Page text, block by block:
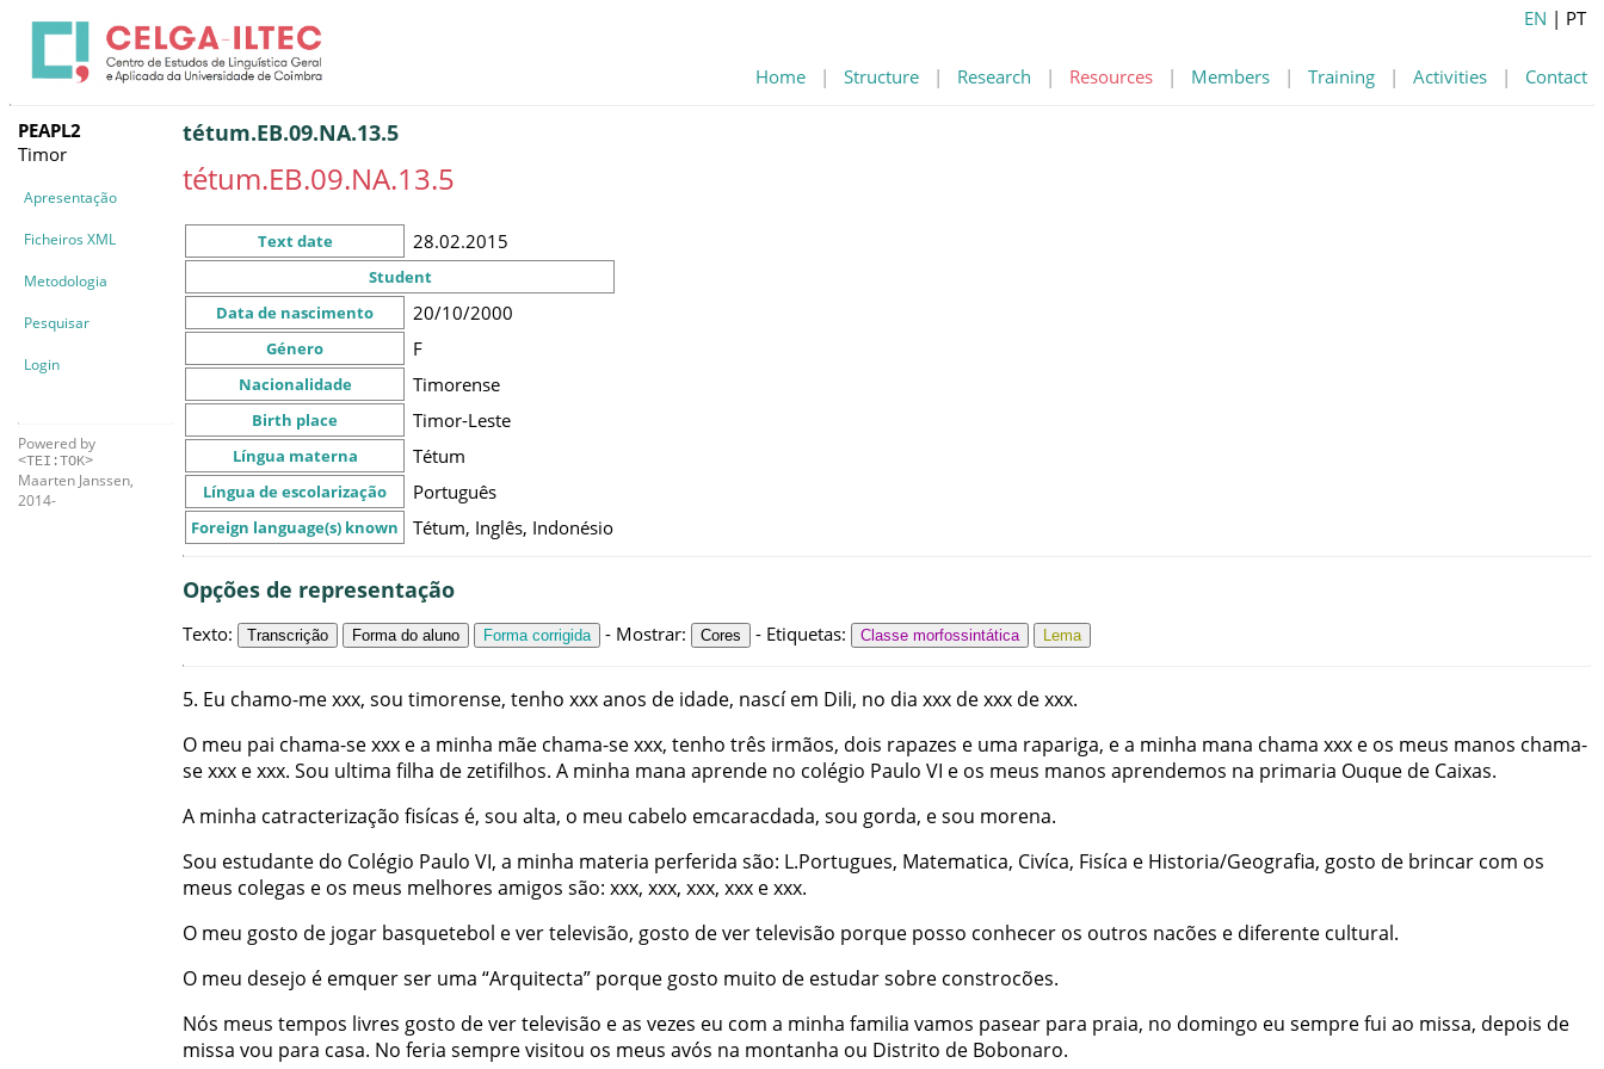
Home | Structure | Research | Resources | Members | Training | Activities | Contact
EN | PT
PEAPL2
Timor
Apresentação
Ficheiros XML
Metodologia
Pesquisar
Login
Powered by
<TEI:TOK>
Maarten Janssen,
2014-
tétum.EB.09.NA.13.5
tétum.EB.09.NA.13.5
Text date 28.02.2015
Student
Data de nascimento
20/10/2000
Género F
Nacionalidade Timorense
Birth place Timor-Leste
Língua materna Tétum
Língua de escolarização Português
Foreign language(s) known Tétum, Inglês, Indonésio
Opções de representação
Texto: Transcrição Forma do aluno Forma corrigida - Mostrar: Cores - Etiquetas: Classe morfossintática Lema
5. Eu chamo-mexxx, sou timorense, tenho xxxanos de idade, nascí em Dili, no dia xxx dexxx dexxx.
O meu pai chama-sexxx ea minha mãe chama-sexxx, tenho três irmãos, dois rapazes e uma rapariga, ea minha mana chama xxx e os meus manos chama-
sexxx exxx. Sou ultima filha dezetifilhos. A minha mana aprende no colégio Paulo VI e os meus manos aprendemos na primaria Ouque de Caixas.
A minha catracterização fisícas é, sou alta, o meu cabelo emcaracdada, sou gorda, esou morena.
Sou estudante do Colégio Paulo VI, a minha materia perferida são: L.Portugues, Matematica, Civíca, Fisíca e Historia/Geografia, gosto de brincar com os
meus colegas e os meus melhores amigos são: xxx, xxx, xxx, xxx exxx.
O meu gosto de jogar basquetebol evertelevisão, gosto devertelevisão porque posso conhecer os outros nacões e diferente cultural.
O meu desejo é emquerser uma “Arquitecta” porque gosto muito de estudarsobre constrocões.
Nós meus tempos livres gosto devertelevisão eas vezes eu com a minha familia vamos pasear para praia, no domingo eu semprefui ao missa, depois de
missa vou para casa. No feria semprevisitou os meus avós na montanha ou Distrito de Bobonaro.